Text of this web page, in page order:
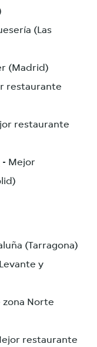
(Las
(Madrid)
restaurante
restaurante
- Mejor
(Tarragona)
y
Norte
restaurante